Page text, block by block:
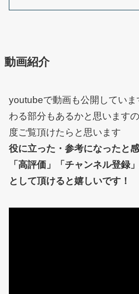
動画紹介
youtubeで動画も公開してい
わる部分もあるかと思います
度ご覧頂けたらと思います
役に立った・参考になったと
「高評価」「チャンネル登録
として頂けると嬉しいです！